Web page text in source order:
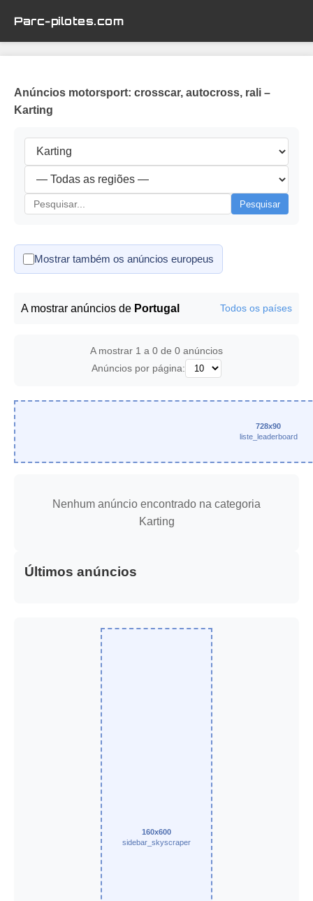
Parc-pilotes.com
Anúncios motorsport: crosscar, autocross, rali –
Karting
Pesquisar
Mostrar também os anúncios europeus
A mostrar anúncios de Portugal Todos os países
A mostrar 1 a 0 de 0 anúncios
Anúncios por página:
728x90
liste_leaderboard
Nenhum anúncio encontrado na categoria
Karting
Últimos anúncios
160x600
sidebar_skyscraper